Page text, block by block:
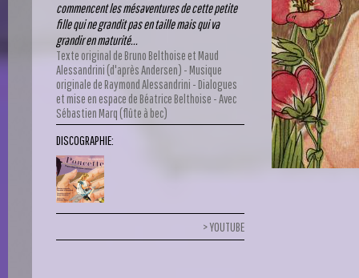
commencent les mésaventures de cette petite
fille qui ne grandit pas en taille mais qui va
grandir en maturité...
Texte original de Bruno Belthoise et Maud
Alessandrini (d'après Andersen) - Musique
originale de Raymond Alessandrini - Dialogues
et mise en espace de Béatrice Belthoise - Avec
Sébastien Marq (flûte à bec)
DISCOGRAPHIE:
YOUTUBE